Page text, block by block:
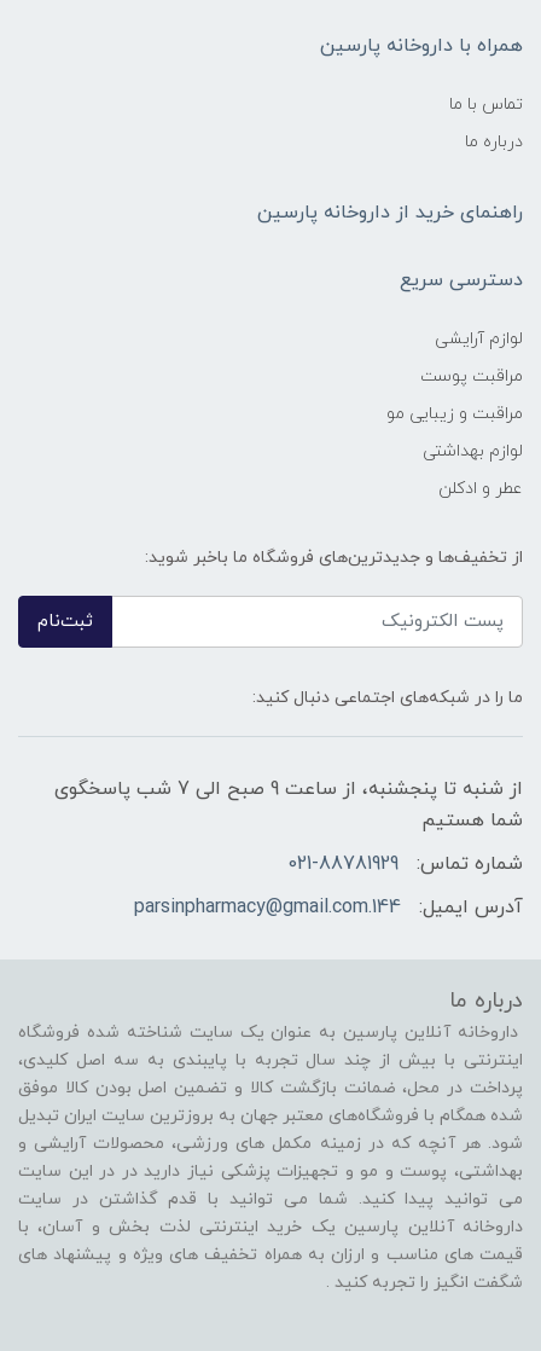
همراه با داروخانه پارسین
تماس با ما
درباره ما
راهنمای خرید از داروخانه پارسین
دسترسی سریع
لوازم آرایشی
مراقبت پوست
مراقبت و زیبایی مو
لوازم بهداشتی
عطر و ادکلن
از تخفیف‌ها و جدیدترین‌های فروشگاه ما باخبر شوید:
ثبت‌نام
ما را در شبکه‌های اجتماعی دنبال کنید:
از شنبه تا پنجشنبه، از ساعت 9 صبح الی 7 شب پاسخگوی
شما هستیم
شماره تماس:
021-88781929
آدرس ایمیل:
144.parsinpharmacy@gmail.com
درباره ما
داروخانه آنلاین پارسین به عنوان یک سایت شناخته شده فروشگاه
اینترنتی با بیش از چند سال تجربه با پایبندی به سه اصل کلیدی،
پرداخت در محل، ضمانت بازگشت کالا و تضمین اصل بودن کالا موفق
شده همگام با فروشگاه‌های معتبر جهان به بروزترین سایت ایران تبدیل
شود. هر آنچه که در زمینه مکمل های ورزشی، محصولات آرایشی و
بهداشتی، پوست و مو و تجهیزات پزشکی نیاز دارید در در این سایت
می توانید پیدا کنید. شما می توانید با قدم گذاشتن در سایت
داروخانه آنلاین پارسین یک خرید اینترنتی لذت بخش و آسان، با
قیمت های مناسب و ارزان به همراه تخفیف های ویژه و پیشنهاد های
شگفت انگیز را تجربه کنید .